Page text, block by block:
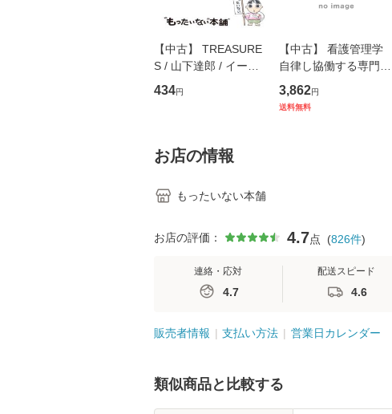
【中古】 TREASURE
S / 山下達郎 / イース
トウエスト・ジャパン
[CD]【メール便送料無
434円
【中古】 看護管理学
自律し協働する専門職
の看護マネジメントス
キル 改訂第3版 (看護
3,862円
送料無料
お店の情報
もったいない本舗
お店の評価： 4.7点 (826件)
連絡・応対
4.7
配送スピード
4.6
販売者情報 支払い方法 営業日カレンダー
類似商品と比較する